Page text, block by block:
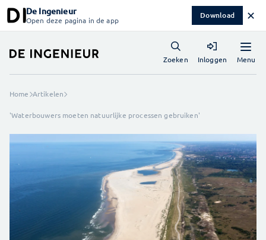
De Ingenieur
Open deze pagina in de app Download ✕
Menu
Zoeken Inloggen
Home Artikelen
'Waterbouwers moeten natuurlijke processen gebruiken'